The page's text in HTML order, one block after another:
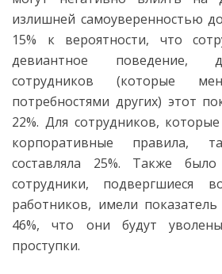
излишней самоуверенностью
15% к вероятности, что
девиантное поведение,
сотрудников (которые
потребностями других) этот
22%. Для сотрудников,
корпоративные правила,
составляла 25%. Также
сотрудники, подвергшиеся
работников, имели
46%, что они будут
проступки.